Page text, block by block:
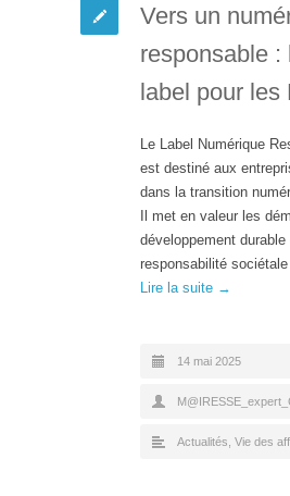
Vers un
responsable :
label pour les
Le Label Numérique
est destiné aux
dans la transition
Il met en valeur les
développement durable
responsabilité sociétale
Lire la suite →
14 mai 2025
Actualités Vie des